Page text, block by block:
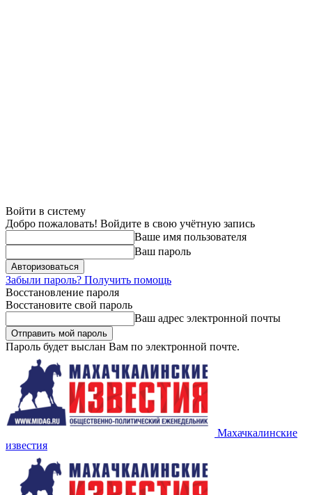
Войти в систему
Добро пожаловать! Войдите в свою учётную запись
Ваше имя пользователя
Ваш пароль
Забыли пароль? Получить помощь
Восстановление пароля
Восстановите свой пароль
Ваш адрес электронной почты
Пароль будет выслан Вам по электронной почте.
Махачкалинские
известия